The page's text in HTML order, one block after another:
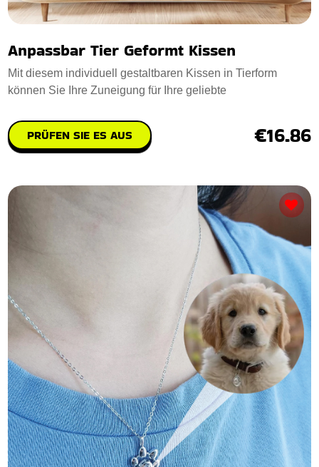
Anpassbar Tier Geformt Kissen
Mit diesem individuell gestaltbaren Kissen in Tierform
können Sie Ihre Zuneigung für Ihre geliebte
PRÜFEN SIE ES AUS €16.86